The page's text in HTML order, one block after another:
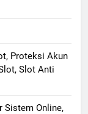
Proteksi Akun
Slot Anti
Sistem Online,